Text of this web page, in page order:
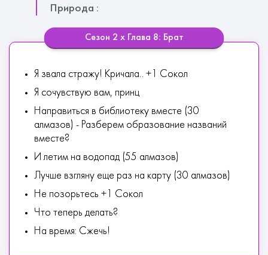
Природа :
Сезон 2 х Глава 8: Брат
Я звала стражу! Кричала.. +1 Сокол
Я сочувствую вам, принц
Направиться в библиотеку вместе (30
алмазов) - Разберем образование названий
вместе?
И летим на водопад (55 алмазов)
Лучше взгляну еще раз на карту (30 алмазов)
Не позорьтесь +1 Сокол
Что теперь делать?
На время: Сжечь!